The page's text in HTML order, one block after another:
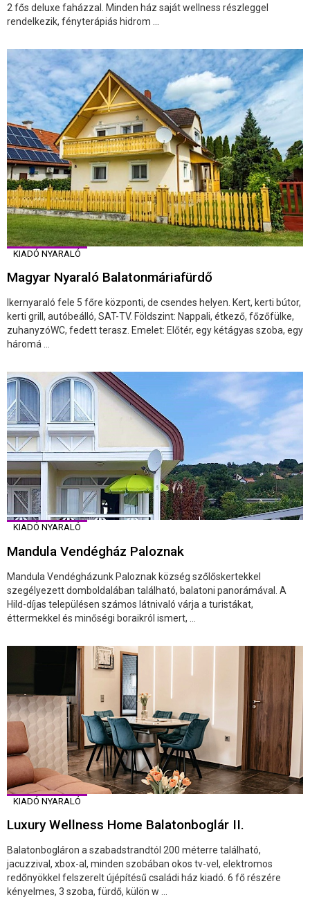
2 fős deluxe faházzal. Minden ház saját wellness részleggel
rendelkezik, fényterápiás hidrom ...
KIADÓ NYARALÓ
Magyar Nyaraló Balatonmáriafürdő
Ikernyaraló fele 5 főre központi, de csendes helyen. Kert, kerti bútor,
kerti grill, autóbeálló, SAT-TV. Földszint: Nappali, étkező, főzőfülke,
zuhanyzóWC, fedett terasz. Emelet: Előtér, egy kétágyas szoba, egy
háromá ...
KIADÓ NYARALÓ
Mandula Vendégház Paloznak
Mandula Vendégházunk Paloznak község szőlőskertekkel
szegélyezett domboldalában található, balatoni panorámával. A
Hild-díjas településen számos látnivaló várja a turistákat,
éttermekkel és minőségi boraikról ismert, ...
KIADÓ NYARALÓ
Luxury Wellness Home Balatonboglár II.
Balatonbogláron a szabadstrandtól 200 méterre található,
jacuzzival, xbox-al, minden szobában okos tv-vel, elektromos
redőnyökkel felszerelt újépítésű családi ház kiadó. 6 fő részére
kényelmes, 3 szoba, fürdő, külön w ...